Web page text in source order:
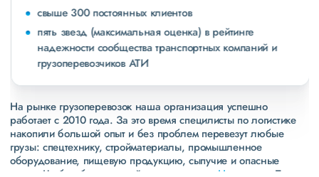
свыше 300 постоянных клиентов
пять звезд (максимальная оценка) в рейтинге
надежности сообщества транспортных компаний и
грузоперевозчиков АТИ
На рынке грузоперевозок наша организация успешно
работает с 2010 года. За это время специлисты по логистике
накопили большой опыт и без проблем перевезут любые
грузы: спецтехнику, стройматериалы, промышленное
оборудование, пищевую продукцию, сыпучие и опасные